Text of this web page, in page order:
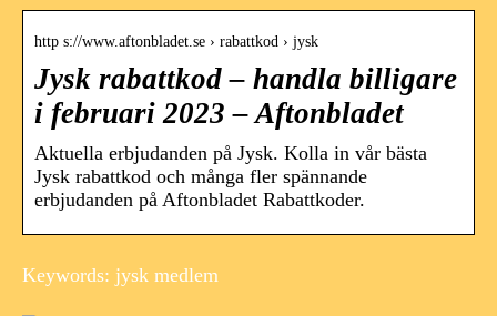
http s://www.aftonbladet.se › rabattkod › jysk
Jysk rabattkod – handla billigare
i februari 2023 – Aftonbladet
Aktuella erbjudanden på Jysk. Kolla in vår bästa
Jysk rabattkod och många fler spännande
erbjudanden på Aftonbladet Rabattkoder.
Keywords: jysk medlem